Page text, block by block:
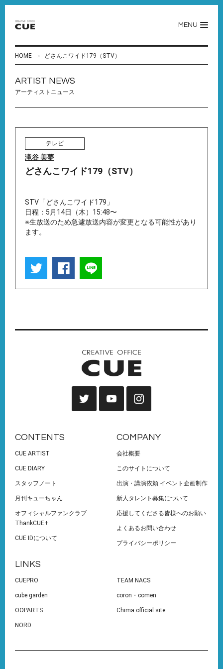
MENU
HOME どさんこワイド179（STV）
ARTIST NEWS
アーティストニュース
テレビ
滝谷 美夢
どさんこワイド179（STV）
STV「どさんこワイド179」
日程：5月14日（木）15:48〜
※生放送のため急遽放送内容が変更となる可能性があり
ます。
CONTENTS
CUE ARTIST
CUE DIARY
スタッフノート
月刊キューちゃん
オフィシャルファンクラブ
ThankCUE+
CUE IDについて
COMPANY
会社概要
このサイトについて
出演・講演依頼 イベント企画制作
新人タレント募集について
応援してくださる皆様へのお願い
よくあるお問い合わせ
プライバシーポリシー
LINKS
CUEPRO TEAM NACS
cube garden coron・comen
OOPARTS Chima official site
NORD